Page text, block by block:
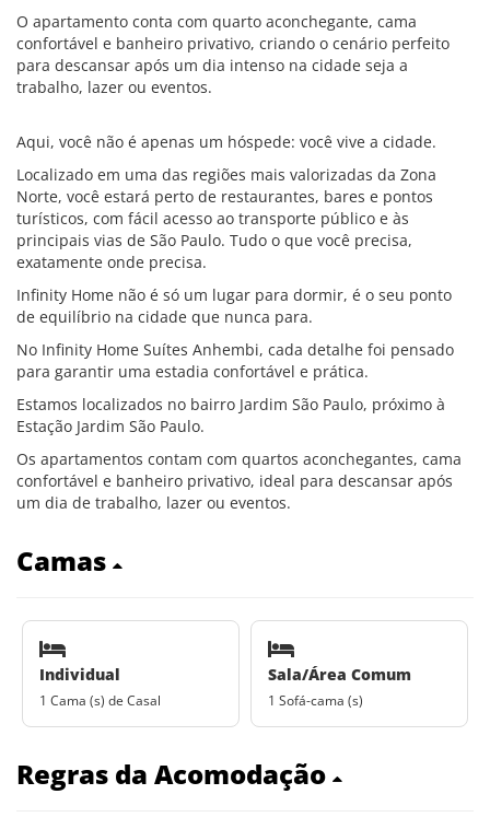
O apartamento conta com quarto aconchegante, cama
confortável e banheiro privativo, criando o cenário perfeito
para descansar após um dia intenso na cidade seja a
trabalho, lazer ou eventos.
Aqui, você não é apenas um hóspede: você vive a cidade.
Localizado em uma das regiões mais valorizadas da Zona
Norte, você estará perto de restaurantes, bares e pontos
turísticos, com fácil acesso ao transporte público e às
principais vias de São Paulo. Tudo o que você precisa,
exatamente onde precisa.
Infinity Home não é só um lugar para dormir, é o seu ponto
de equilíbrio na cidade que nunca para.
No Infinity Home Suítes Anhembi, cada detalhe foi pensado
para garantir uma estadia confortável e prática.
Estamos localizados no bairro Jardim São Paulo, próximo à
Estação Jardim São Paulo.
Os apartamentos contam com quartos aconchegantes, cama
confortável e banheiro privativo, ideal para descansar após
um dia de trabalho, lazer ou eventos.
Camas
Individual
1 Cama (s) de Casal
Sala/Área Comum
1 Sofá-cama (s)
Regras da Acomodação